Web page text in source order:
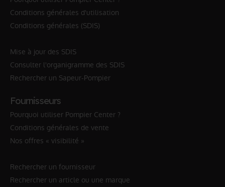
Conditions générales d'utilisation
Conditions générales (SDIS)
Mise à jour des SDIS
Consulter l'organigramme des SDIS
Rechercher un Sapeur-Pompier
Fournisseurs
Pourquoi utiliser Pompier Center ?
Conditions générales de vente
Nos offres « visibilité »
Rechercher un fournisseur
Rechercher un article ou une marque